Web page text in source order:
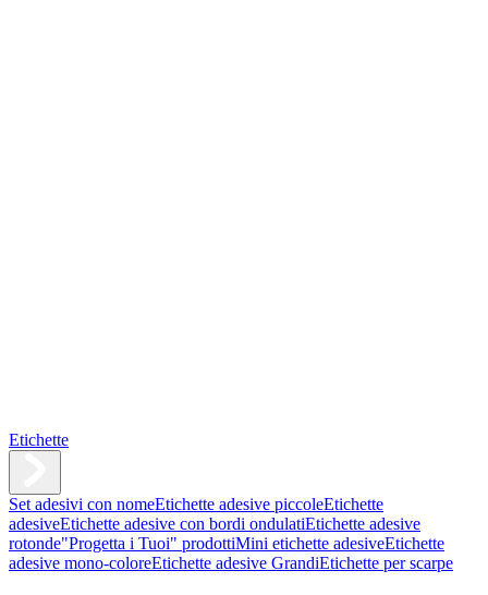
Etichette
Set adesivi con nomeEtichette adesive piccoleEtichette
adesiveEtichette adesive con bordi ondulatiEtichette adesive
rotonde"Progetta i Tuoi" prodottiMini etichette adesiveEtichette
adesive mono-coloreEtichette adesive GrandiEtichette per scarpe